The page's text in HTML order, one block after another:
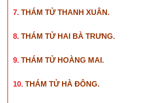
7. THÁM TỬ THANH XUÂN.
8. THÁM TỬ HAI BÀ TRƯNG.
9. THÁM TỬ HOÀNG MAI.
10. THÁM TỬ HÀ ĐÔNG.